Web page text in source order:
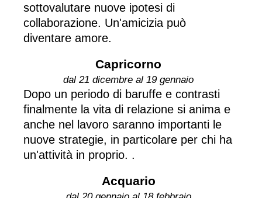
sottovalutare nuove ipotesi di
collaborazione. Un'amicizia può
diventare amore.
Capricorno
dal 21 dicembre al 19 gennaio
Dopo un periodo di baruffe e contrasti
finalmente la vita di relazione si anima e
anche nel lavoro saranno importanti le
nuove strategie, in particolare per chi ha
un'attività in proprio. .
Acquario